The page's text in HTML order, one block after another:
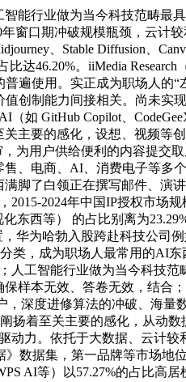
行业做为当今科技范畴最
窗口期冲破规模瓶颈，云计
、Stable Diffusion、
达46.20%。iiMedia
遍使用。实正成为职场人的
创制能力间接相关。尚未实
如 GitHub Copilot、
主要的感化，设想、视频等
为用户供给便利的内容提交
、电商、AI、消费电子等多
脚了白领正在撰写邮件、演
2024年中国IP授权市场
西等） 的占比别离为
华为哈勃入股跨赴科技公司
类，成为职场人最常用的AI
工智能行业做为当今科技
样本无效、答卷无效，结合
，深度进修算法的冲破、海
着至关主要的感化，从动
力。依托于大数据、云计
数据集，第一品牌等市场地
AI等）以57.27%的占比高